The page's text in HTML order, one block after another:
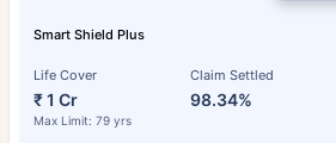
Smart Shield Plus
Life Cover
₹ 1 Cr
Max Limit: 79 yrs
Claim Settled
98.34%